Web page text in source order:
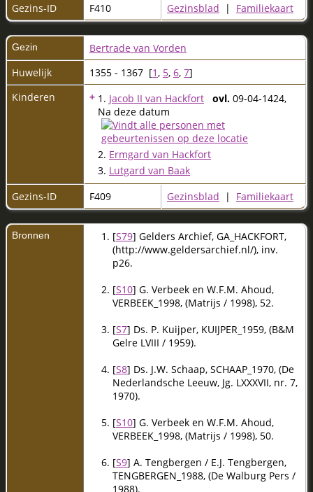
Gezins-ID
F410 Gezinsblad | Familiekaart
Gezin
Bertrade van Vorden
Huwelijk
1355 - 1367 [1, 5, 6, 7]
Kinderen
+ 1. Jacob II van Hackfort ovl. 09-04-1424,
Na deze datum
2. Ermgard van Hackfort
3. Lutgard van Baak
Gezins-ID
F409 Gezinsblad | Familiekaart
Bronnen [S79] Gelders Archief, GA_HACKFORT,
(http://www.geldersarchief.nl/), inv.
p26.
[S10] G. Verbeek en W.F.M. Ahoud,
VERBEEK_1998, (Matrijs / 1998), 52.
[S7] Ds. P. Kuijper, KUIJPER_1959, (B&M
Gelre LVIII / 1959).
[S8] Ds. J.W. Schaap, SCHAAP_1970, (De
Nederlandsche Leeuw, Jg. LXXXVII, nr. 7,
1970).
[S10] G. Verbeek en W.F.M. Ahoud,
VERBEEK_1998, (Matrijs / 1998), 50.
[S9] A. Tengbergen / E.J. Tengbergen,
TENGBERGEN_1988, (De Walburg Pers /
1988).